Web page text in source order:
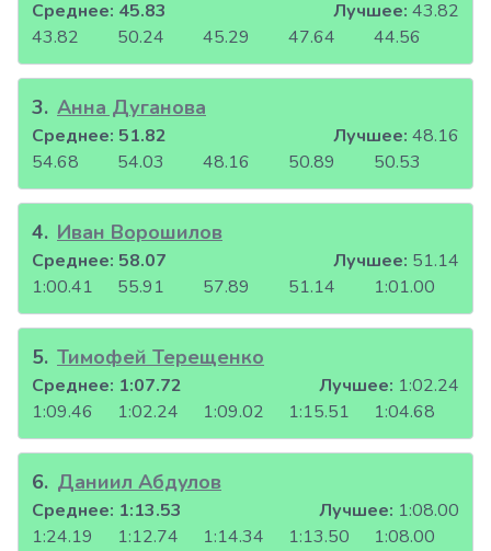
43.82 50.24 45.29 47.64 44.56
Среднее: 45.83 Лучшее: 43.82
3. Анна Дуганова
54.68 54.03 48.16 50.89 50.53
Среднее: 51.82 Лучшее: 48.16
4. Иван Ворошилов
1:00.41 55.91 57.89 51.14 1:01.00
Среднее: 58.07 Лучшее: 51.14
5. Тимофей Терещенко
1:09.46 1:02.24 1:09.02 1:15.51 1:04.68
Среднее: 1:07.72 Лучшее: 1:02.24
6. Даниил Абдулов
1:24.19 1:12.74 1:14.34 1:13.50 1:08.00
Среднее: 1:13.53 Лучшее: 1:08.00